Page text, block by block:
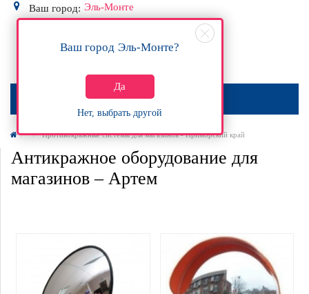
Ваш город: Эль-Монте
Ваш город Эль-Монте?
Да
Нет, выбрать другой
0Р
МЕНЮ
Противокражные системы для магазинов - Приморский край
Антикражное оборудование для
магазинов – Артем